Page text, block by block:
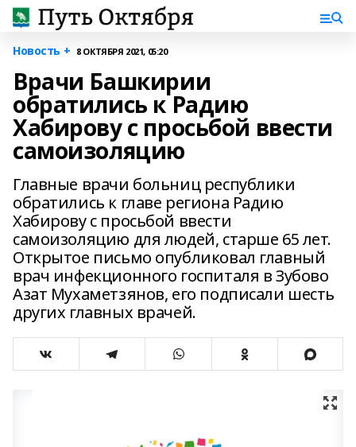
Новость + 8 ОКТЯБРЯ 2021, 05:20
Врачи Башкирии
обратились к Радию
Хабирову с просьбой ввести
самоизоляцию
Главные врачи больниц республики
обратились к главе региона Радию
Хабирову с просьбой ввести
самоизоляцию для людей, старше 65 лет.
Открытое письмо опубликовал главный
врач инфекционного госпиталя в Зубово
Азат Мухаметзянов, его подписали шесть
других главных врачей.